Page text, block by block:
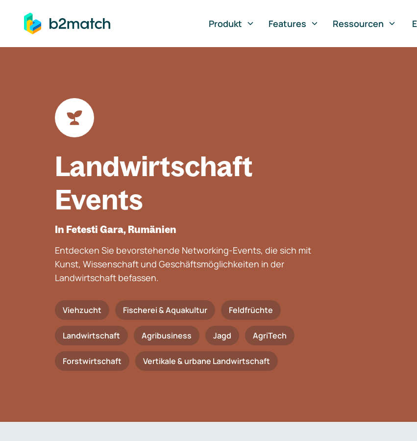
springen
Produkt
Features Ressourcen
Landwirtschaft
Events
In Fetesti Gara, Rumänien
Entdecken Sie bevorstehende Networking-Events, die sich mit
Kunst, Wissenschaft und Geschäftsmöglichkeiten in der
Landwirtschaft befassen.
Viehzucht Fischerei & Aquakultur Feldfrüchte
Landwirtschaft Agribusiness Jagd AgriTech
Forstwirtschaft Vertikale & urbane Landwirtschaft